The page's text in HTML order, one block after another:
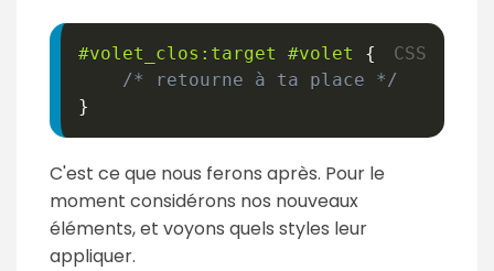
#volet_clos :target #volet
{
/* retourne à ta place */
}
C'est ce que nous ferons après. Pour le
moment considérons nos nouveaux
éléments, et voyons quels styles leur
appliquer.